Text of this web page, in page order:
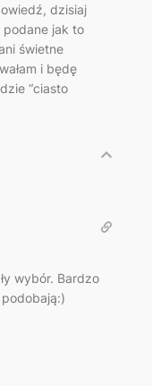
dzisiaj
podane jak to
świetne
i będę
“ciasto
wybór. Bardzo